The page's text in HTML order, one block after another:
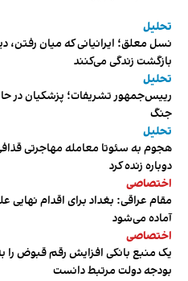
تحلیل
نسل معلق؛ ایرانیانی که میان رفتن،
بازگشت زندگی می‌کنند
تحلیل
رییس‌جمهور تشریفات؛ پزشکیان در
جنگ
تحلیل
هجوم به سئوتا معامله مهاجرتی قذافی
دوباره زنده کرد
اختصاصی
مقام عراقی: بغداد برای اقدام نهایی
آماده می‌شود
اختصاصی
یک منبع بانکی افزایش رقم قبوض را
بودجه دولت مرتبط دانست